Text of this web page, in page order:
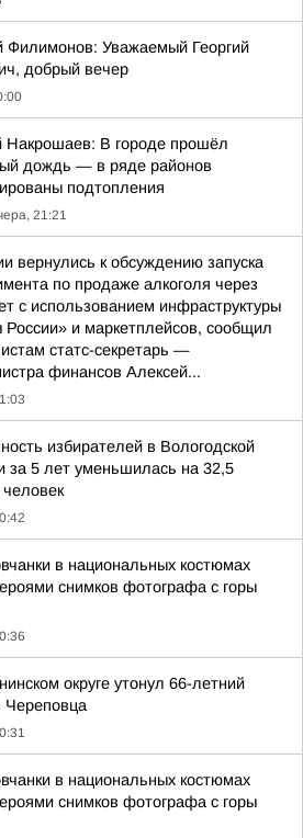
Филимонов: Уважаемый Георгий
добрый вечер
Накрошаев: В городе прошёл
дождь — в ряде районов
подтопления
21:21
вернулись к обсуждению запуска
по продаже алкоголя через
с использованием инфраструктуры
России» и маркетплейсов, сообщил
статс-секретарь —
финансов Алексей...
избирателей в Вологодской
за 5 лет уменьшилась на 32,5
в национальных костюмах
снимков фотографа с горы
округе утонул 66-летний
Череповца
в национальных костюмах
снимков фотографа с горы